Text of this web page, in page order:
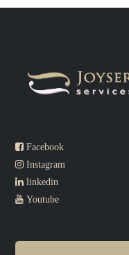
Facebook
Instagram
linkedin
Youtube